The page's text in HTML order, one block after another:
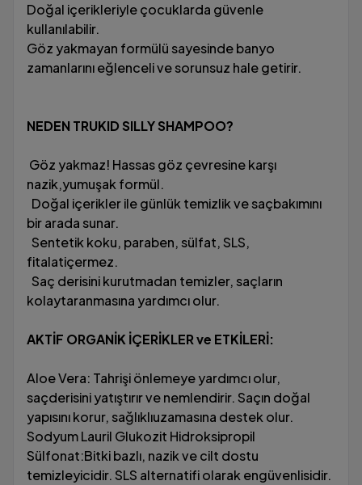
Doğal içerikleriyle çocuklarda güvenle
kullanılabilir.
Göz yakmayan formülü sayesinde banyo
zamanlarını eğlenceli ve sorunsuz hale getirir.
NEDEN TRUKID SILLY SHAMPOO?
Göz yakmaz! Hassas göz çevresine karşı
nazik,yumuşak formül.
Doğal içerikler ile günlük temizlik ve saçbakımını
bir arada sunar.
Sentetik koku, paraben, sülfat, SLS,
fitalatiçermez.
Saç derisini kurutmadan temizler, saçların
kolaytaranmasına yardımcı olur.
AKTİF ORGANİK İÇERİKLER ve ETKİLERİ:
Aloe Vera: Tahrişi önlemeye yardımcı olur,
saçderisini yatıştırır ve nemlendirir. Saçın doğal
yapısını korur, sağlıklıuzamasına destek olur.
Sodyum Lauril Glukozit Hidroksipropil
Sülfonat:Bitki bazlı, nazik ve cilt dostu
temizleyicidir. SLS alternatifi olarak engüvenlisidir.